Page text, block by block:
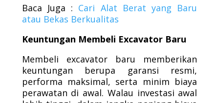
Baca Juga : Cari Alat Berat yang Baru
atau Bekas Berkualitas
Keuntungan Membeli Excavator Baru
Membeli excavator baru memberikan
keuntungan berupa garansi resmi,
performa maksimal, serta minim biaya
perawatan di awal. Walau investasi awal